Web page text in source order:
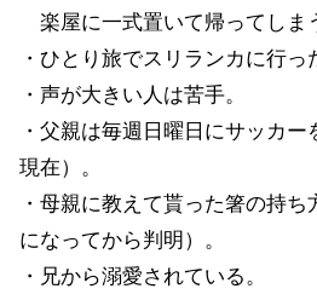
楽屋に一式置いて帰ってしま
・ひとり旅でスリランカに行っ
・声が大きい人は苦手。
・父親は毎週日曜日にサッカ
現在）。
・母親に教えて貰った箸の持
になってから判明）。
・兄から溺愛されている。